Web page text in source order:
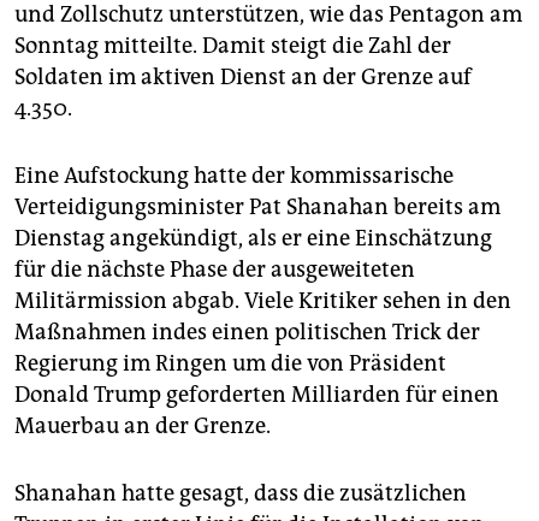
abo
genossenschaft
epaper login
und Zollschutz unterstützen, wie das Pentagon am
Sonntag mitteilte. Damit steigt die Zahl der
Soldaten im aktiven Dienst an der Grenze auf
4.350.
Eine Aufstockung hatte der kommissarische
Verteidigungsminister Pat Shanahan bereits am
Dienstag angekündigt, als er eine Einschätzung
für die nächste Phase der ausgeweiteten
Militärmission abgab. Viele Kritiker sehen in den
Maßnahmen indes einen politischen Trick der
Regierung im Ringen um die von Präsident
Donald Trump geforderten Milliarden für einen
Mauerbau an der Grenze.
Shanahan hatte gesagt, dass die zusätzlichen